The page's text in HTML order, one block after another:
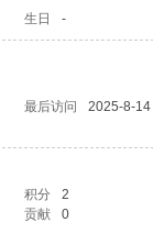
生日 -
最后访问
2025-8-
积分
2
贡献 0